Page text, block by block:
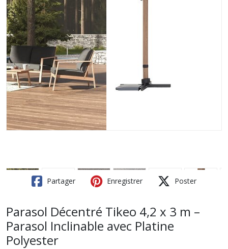
Partager Enregistrer Poster
Parasol Décentré Tikeo 4,2 x 3 m –
Parasol Inclinable avec Platine
Polyester